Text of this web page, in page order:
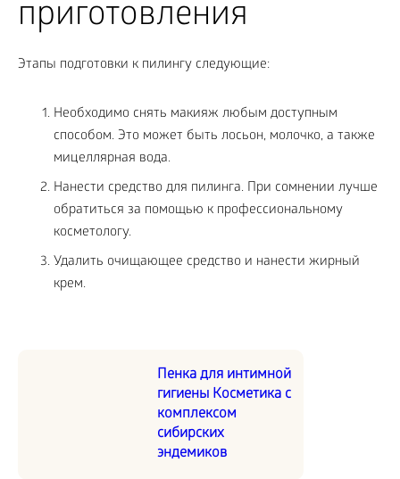
приготовления
Этапы подготовки к пилингу следующие:
Необходимо снять макияж любым доступным
способом. Это может быть лосьон, молочко, а также
мицеллярная вода.
Нанести средство для пилинга. При сомнении лучше
обратиться за помощью к профессиональному
косметологу.
Удалить очищающее средство и нанести жирный
крем.
Пенка для интимной
гигиены Косметика с
комплексом
сибирских
эндемиков